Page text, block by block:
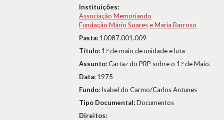
Instituições:
Associação Memoriando
Fundação Mário Soares e Maria Barroso
Pasta: 10087.001.009
Título: 1.º de maio de unidade e luta
Assunto:Cartaz do PRP sobre o 1.º de Maio.
Data: 1975
Fundo: Isabel do Carmo/Carlos Antunes
Tipo Documental:Documentos
Direitos: